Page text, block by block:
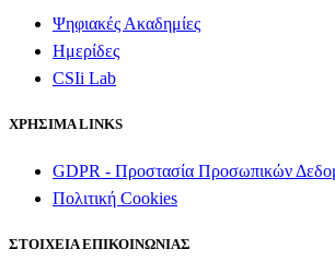
Ψηφιακές Ακαδημίες
Ημερίδες
CSIi Lab
ΧΡΗΣΙΜΑ LINKS
GDPR - Προστασία Προσωπικών
Πολιτική Cookies
ΣΤΟΙΧΕΙΑ ΕΠΙΚΟΙΝΩΝΙΑΣ